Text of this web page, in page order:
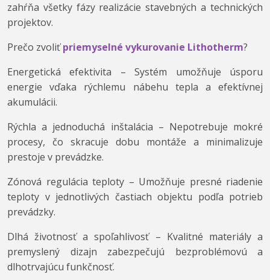
zahŕňa všetky fázy realizácie stavebných a technických
projektov.
Prečo zvoliťpriemyselné vykurovanie Lithotherm?
Energetická efektivita – Systém umožňuje úsporu
energie vďaka rýchlemu nábehu tepla a efektívnej
akumulácii.
Rýchla a jednoduchá inštalácia – Nepotrebuje mokré
procesy, čo skracuje dobu montáže a minimalizuje
prestoje v prevádzke.
Zónová regulácia teploty – Umožňuje presné riadenie
teploty v jednotlivých častiach objektu podľa potrieb
prevádzky.
Dlhá životnosť a spoľahlivosť – Kvalitné materiály a
premyslený dizajn zabezpečujú bezproblémovú a
dlhotrvajúcu funkčnosť.